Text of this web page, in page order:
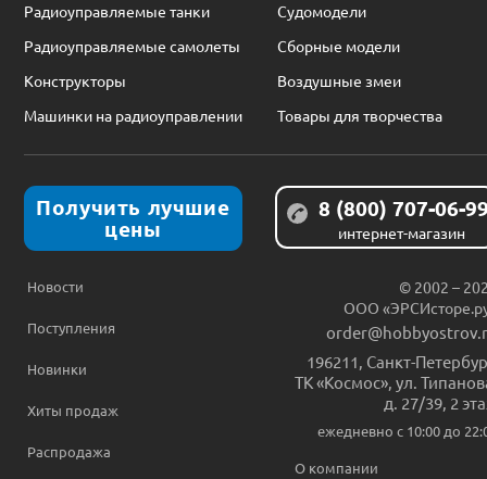
Радиоуправляемые танки
Судомодели
Радиоуправляемые самолеты
Сборные модели
Конструкторы
Воздушные змеи
Машинки на радиоуправлении
Товары для творчества
Получить лучшие
цены
8 (800) 707-06-
интернет-магазин
Новости
Поступления
Новинки
Хиты продаж
Распродажа
© 2002 –
ООО
196211, Санкт-
ТК «Космос», ул.
д. 27/39, 2
ежедневно c 10:00 до
О компании